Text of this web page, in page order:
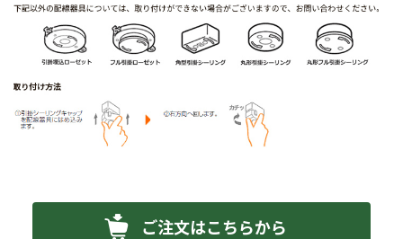
ご注文はこちらから